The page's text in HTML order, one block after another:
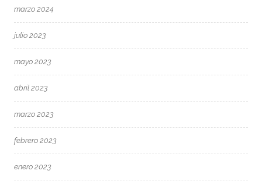
marzo 2024
julio 2023
mayo 2023
abril 2023
marzo 2023
febrero 2023
enero 2023